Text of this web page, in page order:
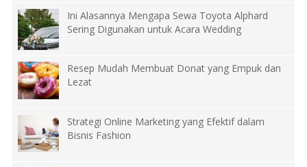
Ini Alasannya Mengapa Sewa Toyota Alphard
Sering Digunakan untuk Acara Wedding
Resep Mudah Membuat Donat yang Empuk dan
Lezat
Strategi Online Marketing yang Efektif dalam
Bisnis Fashion